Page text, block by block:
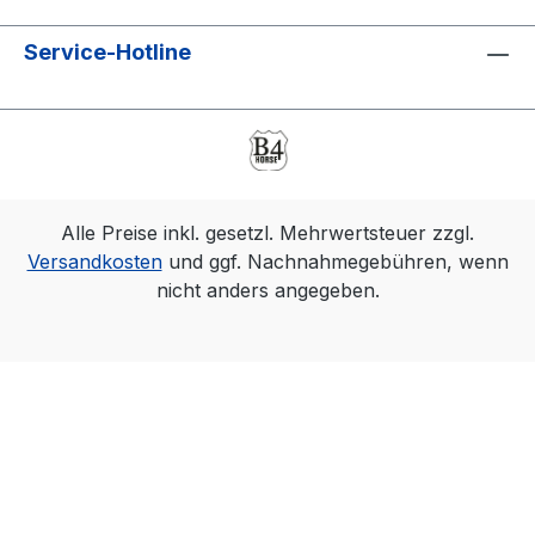
Service-Hotline
Alle Preise inkl. gesetzl. Mehrwertsteuer zzgl.
Versandkostenund ggf. Nachnahmegebühren, wenn
nicht anders angegeben.